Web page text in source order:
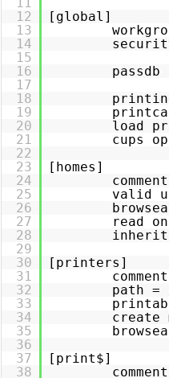
12
[global]
13
14
15
16
passdb
17
18
19
20
load
21
cups
22
23
[homes]
24
25
valid
26
27
read
28
inherit
29
30
[printers]
31
32
path =
33
34
create
35
36
37
[print$]
38